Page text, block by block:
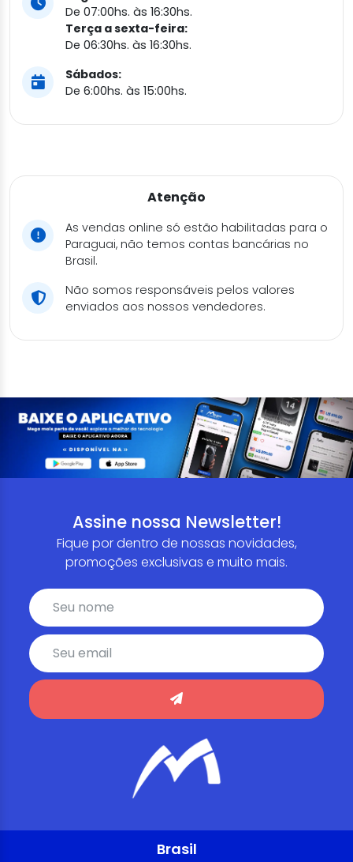
De 07:00hs. às 16:30hs.
Terça a sexta-feira:
De 06:30hs. às 16:30hs.
Sábados:
De 6:00hs. às 15:00hs.
Atenção
As vendas online só estão habilitadas para o
Paraguai, não temos contas bancárias no
Brasil.
Não somos responsáveis pelos valores
enviados aos nossos vendedores.
Assine nossa Newsletter!
Fique por dentro de nossas novidades,
promoções exclusivas e muito mais.
Brasil